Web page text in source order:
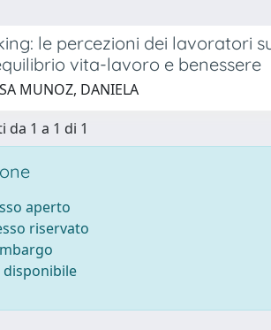
le percezioni dei lavoratori
vita-lavoro e benessere
MUNOZ, DANIELA
1 a 1 di 1
aperto
riservato
disponibile